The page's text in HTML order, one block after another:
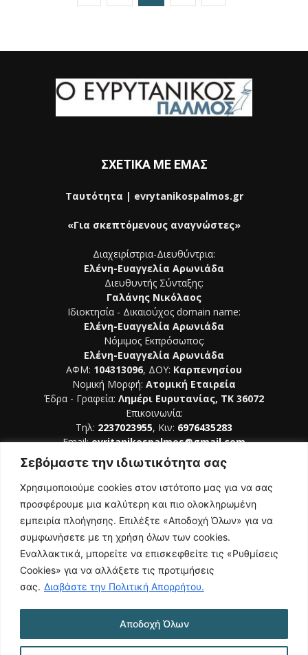
Σεβόμαστε την ιδιωτικότητα σας
Χρησιμοποιούμε cookies στον ιστότοπο μας για να σας
προσφέρουμε μια καλύτερη και πιο ολοκληρωμένη
εμπειρία πλοήγησης. Επιλέξτε «Αποδοχή Όλων» για να
συμφωνήσετε με τη χρήση όλων των cookies.
Εναλλακτικά, μπορείτε να επισκεφθείτε τις «Ρυθμίσεις
Cookies» για να αλλάξετε τις προτιμήσεις
σας. Διαβάστε την Πολιτική Απορρήτου.
Αποδοχή Όλων
ΣΧΕΤΙΚΑ ΜΕ ΕΜΑΣ
Ταυτότητα | evrytanikospalmos.gr
«Για σκεπτόμενους αναγνώστες»
Διαχειρίστρια-Διευθύντρια:
Ελένη-Ευαγγελία Αρωνιάδα
Διευθυντής Σύνταξης:
Γαλάνης Νικόλαος
Ιδιοκτησία - Δικαιούχος domain name:
Ελένη-Ευαγγελία Αρωνιάδα
Νόμιμος Εκπρόσωπος:
Ελένη-Ευαγγελία Αρωνιάδα
ΑΦΜ: 104313096, ΔΟΥ: Καρπενησίου
Νομική Μορφή: Ατομική Εταιρεία
Έδρα - Γραφεία: Λημέρι Ευρυτανίας, ΤΚ 36072
Επικοινωνία:
Τηλ: 2237023955, Κιν: 6976435283
Email:evritanikospalmos@gmail.com
ΑΚΟΛΟΥΘΗΣΕ ΜΑΣ
Όροι Χρήσης
Κατασκευή Ιστοσελίδας | Κοκοτίνης Δημήτριος